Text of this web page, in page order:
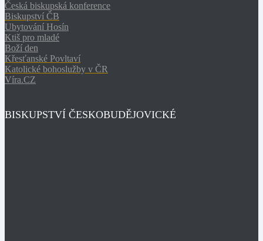
Česká biskupská konference
Biskupství ČB
Ubytování Hosín
Ktiš pro mladé
Boží den
Křesťanské Povltaví
Katolické bohoslužby v ČR
Víra.CZ
BISKUPSTVÍ ČESKOBUDĚJOVICKÉ